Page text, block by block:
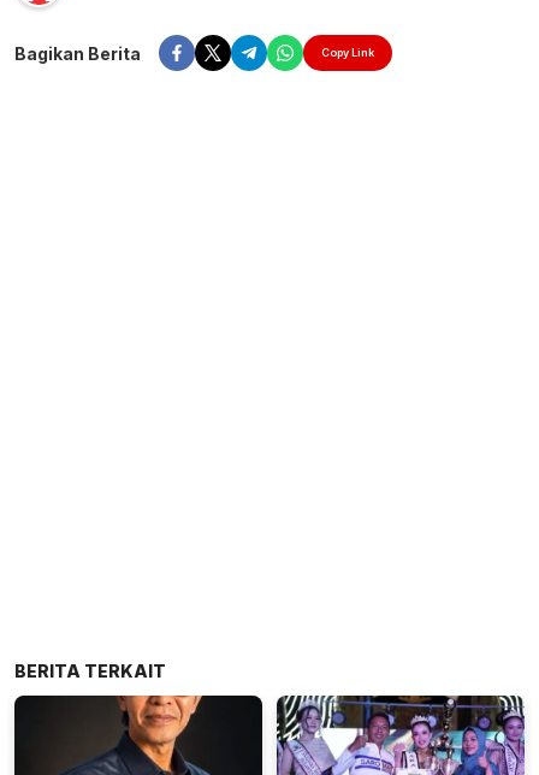
Bagikan Berita Copy Link
BERITA TERKAIT